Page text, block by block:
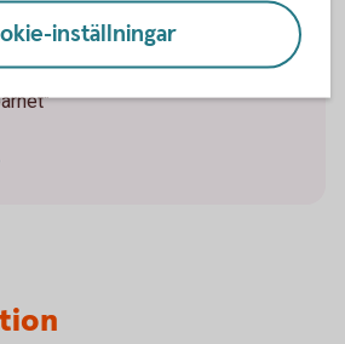
och göra hållbara val.
inställningar